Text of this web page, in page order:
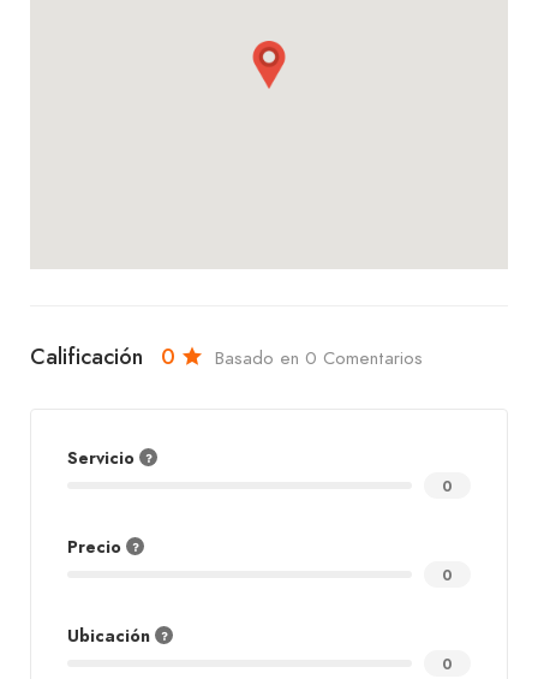
panadería, en Santarina encontrarás un servicio
excepcional, un ambiente acogedor y sabores que
Calificación 0 Basado en 0 Comentarios
Servicio
0
Precio
0
Ubicación
0